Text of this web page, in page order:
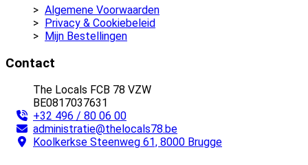
Algemene Voorwaarden
Privacy & Cookiebeleid
Mijn Bestellingen
Contact
The Locals FCB 78 VZW
BE0817037631
+32 496 / 80 06 00
administratie@thelocals78.be
Koolkerkse Steenweg 61, 8000 Brugge